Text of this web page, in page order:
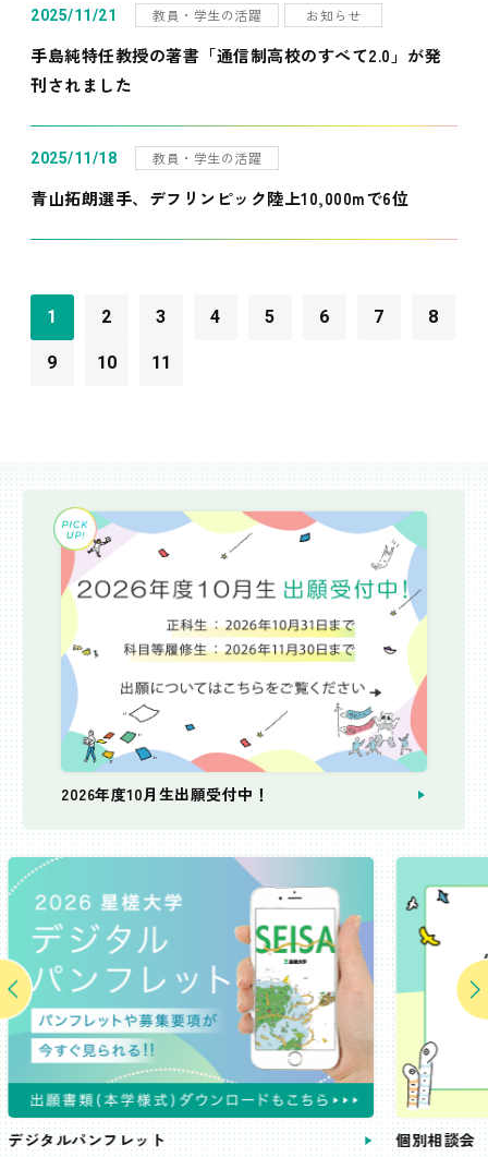
2025/11/21 教員・学生の活躍 お知らせ
手島純特任教授の著書「通信制高校のすべて2.0」が発
刊されました
2025/11/18 教員・学生の活躍
青山拓朗選手、デフリンピック陸上10,000mで6位
1 2 3 4 5 6 7 8
9 10 11
2026年度10月生出願受付中！
個別相談会